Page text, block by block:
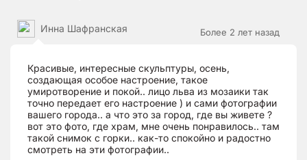
Более 2 лет назад
Инна Шафранская
Красивые, интересные скульптуры, осень,
создающая особое настроение, такое
умиротворение и покой.. лицо льва из мозаики так
точно передает его настроение ) и сами фотографии
вашего города.. а что это за город, где вы живете ?
вот это фото, где храм, мне очень понравилось.. там
такой снимок с горки.. как-то спокойно и радостно
смотреть на эти фотографии..